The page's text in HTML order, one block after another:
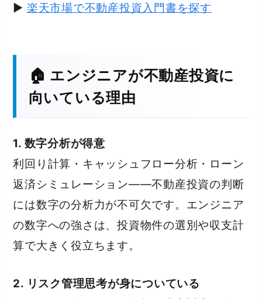
▶ 楽天市場で不動産投資入門書を探す
🏠 エンジニアが不動産投資に
向いている理由
1. 数字分析が得意
利回り計算・キャッシュフロー分析・ローン
返済シミュレーション——不動産投資の判断
には数字の分析力が不可欠です。エンジニア
の数字への強さは、投資物件の選別や収支計
算で大きく役立ちます。
2. リスク管理思考が身についている